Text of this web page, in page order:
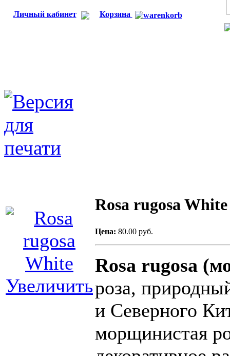
Личный кабинет Корзина
Увеличить
Rosa rugosa White
Цена: 80.00 руб.
Rosa rugosa
роза,
и Северного
морщинистая